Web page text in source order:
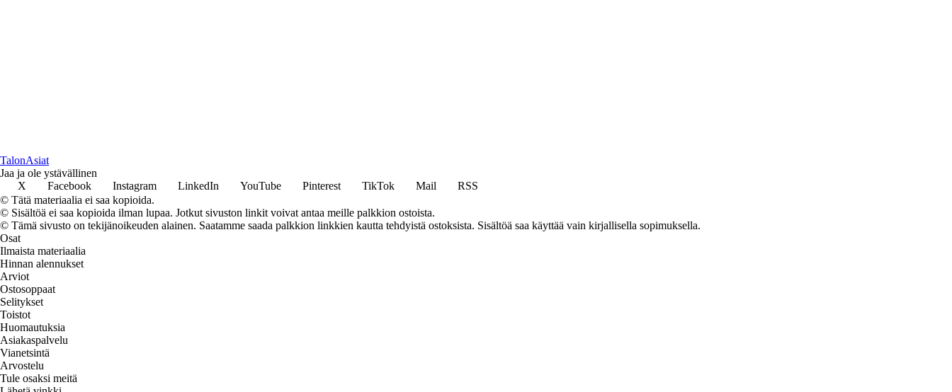
TalonAsiat
Jaa ja ole ystävällinen
X
Facebook Instagram LinkedIn YouTube Pinterest TikTok Mail
RSS
© Tätä materiaalia ei saa kopioida.
© Sisältöä ei saa kopioida ilman lupaa. Jotkut sivuston linkit voivat antaa meille palkkion ostoista.
© Tämä sivusto on tekijänoikeuden alainen. Saatamme saada palkkion linkkien kautta tehdyistä ostoksista. Sisältöä saa käyttää vain kirjallisella sopimuksella.
Osat
Ilmaista materiaalia
Hinnan alennukset
Arviot
Ostosoppaat
Selitykset
Toistot
Huomautuksia
Asiakaspalvelu
Vianetsintä
Arvostelu
Tule osaksi meitä